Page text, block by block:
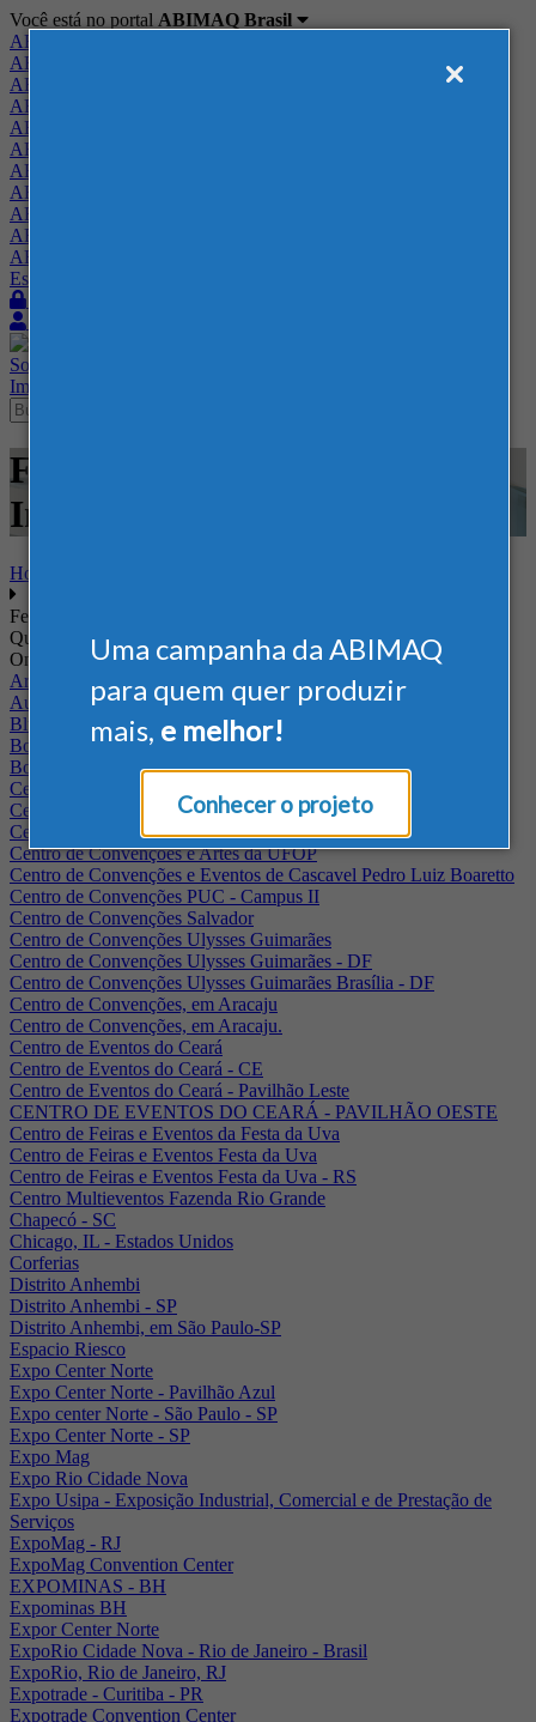
Uma campanha da ABIMAQ
para quem quer produzir
mais, e melhor!
Conhecer o projeto
Você está no portal ABIMAQ Brasil
ABIMAQ Brasil
ABIMAQ Minas Gerais
ABIMAQ Norte-Nordeste
ABIMAQ Paraná
ABIMAQ Piracicaba
ABIMAQ Ribeirão Preto
ABIMAQ Rio de Janeiro
ABIMAQ Rio Grande do Sul
ABIMAQ Santa Catarina
ABIMAQ São Paulo
ABIMAQ Vale do Paraíba
Escritório de Relações Governamentais
Sobre
Imprensa
Feiras - NAMPO Park - Feira
Internacional - Alimentício
Home
Feiras
Quando
Onde
Arena Jaguariuna
Auditório Albano Franco - FIEPA
Blumenau - SC
BolognaFiere
Boulevard Olimpico - RJ
Centro Internacional de Convenções do Brasil, em Brasília
Centro de Convenções - SE
Centro de Convenções de Pernambuco - PE
Centro de Convenções e Artes da UFOP
Centro de Convenções e Eventos de Cascavel Pedro Luiz Boaretto
Centro de Convenções PUC - Campus II
Centro de Convenções Salvador
Centro de Convenções Ulysses Guimarães
Centro de Convenções Ulysses Guimarães - DF
Centro de Convenções Ulysses Guimarães Brasília - DF
Centro de Convenções, em Aracaju
Centro de Convenções, em Aracaju.
Centro de Eventos do Ceará
Centro de Eventos do Ceará - CE
Centro de Eventos do Ceará - Pavilhão Leste
CENTRO DE EVENTOS DO CEARÁ - PAVILHÃO OESTE
Centro de Feiras e Eventos da Festa da Uva
Centro de Feiras e Eventos Festa da Uva
Centro de Feiras e Eventos Festa da Uva - RS
Centro Multieventos Fazenda Rio Grande
Chapecó - SC
Chicago, IL - Estados Unidos
Corferias
Distrito Anhembi
Distrito Anhembi - SP
Distrito Anhembi, em São Paulo-SP
Espacio Riesco
Expo Center Norte
Expo Center Norte - Pavilhão Azul
Expo center Norte - São Paulo - SP
Expo Center Norte - SP
Expo Mag
Expo Rio Cidade Nova
Expo Usipa - Exposição Industrial, Comercial e de Prestação de
Serviços
ExpoMag - RJ
ExpoMag Convention Center
EXPOMINAS - BH
Expominas BH
Expor Center Norte
ExpoRio Cidade Nova - Rio de Janeiro - Brasil
ExpoRio, Rio de Janeiro, RJ
Expotrade - Curitiba - PR
Expotrade Convention Center